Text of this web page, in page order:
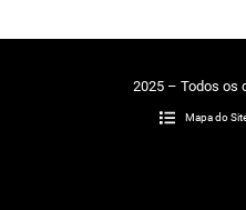
2025 – Todos os
Mapa do